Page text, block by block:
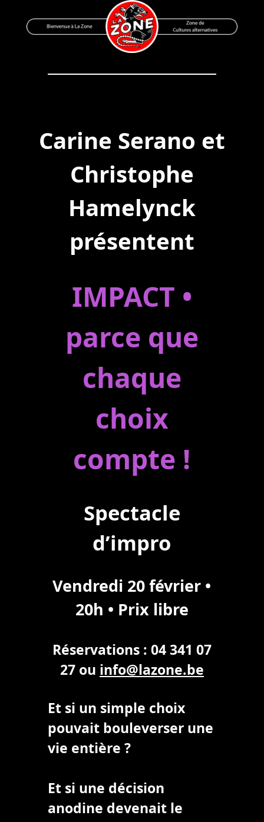
to
Bienvenue à La Zone
Zone de Cultures Alternatives
Carine Serano et
Christophe
Hamelynck
présentent
IMPACT •
parce que
chaque
choix
compte !
Spectacle
d’impro
Vendredi 20 février •
20h • Prix libre
Réservations : 04 341 07
27 ou info@lazone.be
Et si un simple choix
pouvait bouleverser une
vie entière ?
Et si une décision
anodine devenait le